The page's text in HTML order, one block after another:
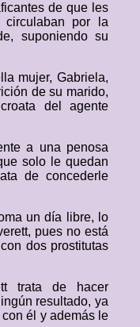
de que les
circulaban por la
suponiendo su
mujer, Gabriela,
de su marido,
del agente
a una penosa
solo le quedan
de concederle
un día libre, lo
pues no está
dos prostitutas
trata de hacer
resultado, ya
él y además le